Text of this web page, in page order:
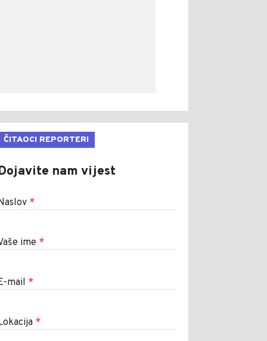
ČITAOCI REPORTERI
nam vijest
*
ime *
mail *
*